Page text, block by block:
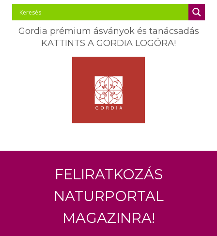
Gordia prémium ásványok és tanácsadás
KATTINTS A GORDIA LOGÓRA!
Feliratkozás
Naturportal
Magazinra!